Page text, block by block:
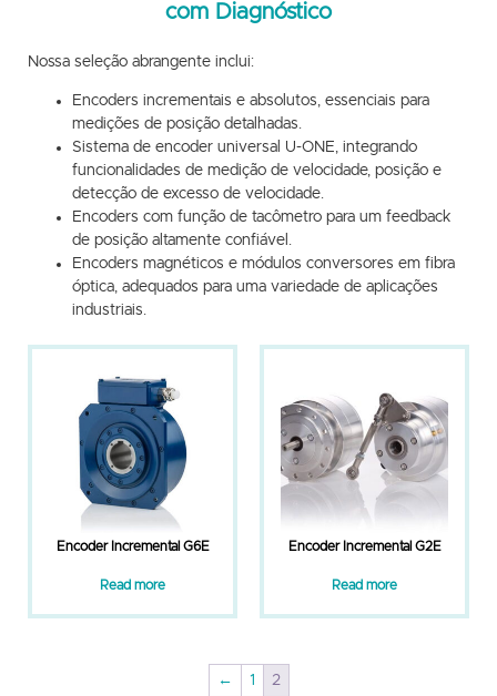
com Diagnóstico
Nossa seleção abrangente inclui:
Encoders incrementais e absolutos, essenciais para
medições de posição detalhadas.
Sistema de encoder universal U-ONE, integrando
funcionalidades de medição de velocidade, posição e
detecção de excesso de velocidade.
Encoders com função de tacômetro para um feedback
de posição altamente confiável.
Encoders magnéticos e módulos conversores em fibra
óptica, adequados para uma variedade de aplicações
industriais.
Encoder Incremental G6E
Read more
Encoder Incremental G2E
Read more
← 1 2